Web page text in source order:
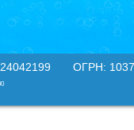
ОГРН: